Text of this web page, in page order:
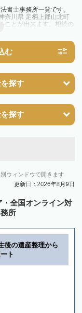
書士事務所一覧です。
奈川県 足柄上郡山北町
ことが出来ます。相続の
司法書士に相談してみま
む
探す
探す
ウィンドウで開きます
更新日：2026年8月9日
全国オンライン対
所
後の遺産整理から
ト